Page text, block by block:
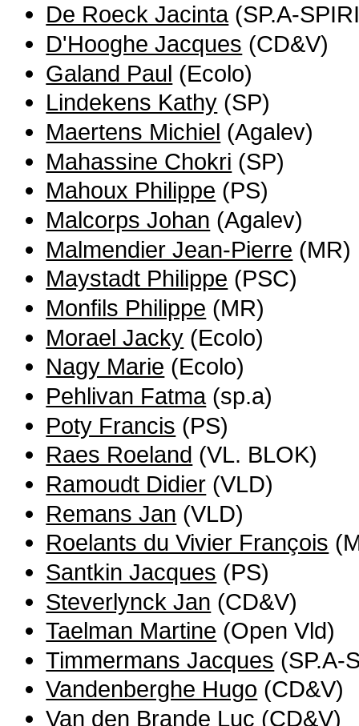
De Roeck Jacinta(SP.A-
D'Hooghe Jacques (CD&V)
Galand Paul (Ecolo)
Lindekens Kathy (SP)
Maertens Michiel (Agalev)
Mahassine Chokri (SP)
Mahoux Philippe (PS)
Malcorps Johan (Agalev)
Malmendier Jean-Pierre (MR)
Maystadt Philippe (PSC)
Monfils Philippe (MR)
Morael Jacky (Ecolo)
Nagy Marie (Ecolo)
Pehlivan Fatma(sp.a)
Poty Francis (PS)
Raes Roeland (VL. BLOK)
Ramoudt Didier (VLD)
Remans Jan (VLD)
Roelants du Vivier François
Santkin Jacques (PS)
Steverlynck Jan (CD&V)
Taelman Martine (Open Vld)
Timmermans Jacques (SP.A-
Vandenberghe Hugo (CD&V)
Van den Brande Luc (CD&V)